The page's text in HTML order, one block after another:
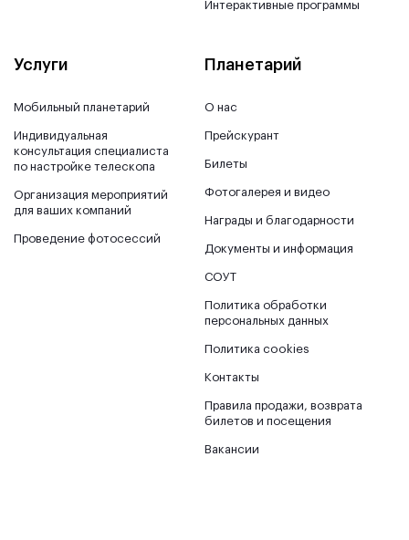
Интерактивные программы
Услуги
Мобильный планетарий
Индивидуальная
консультация специалиста
по настройке телескопа
Организация мероприятий
для ваших компаний
Проведение фотосессий
Планетарий
О нас
Прейскурант
Билеты
Фотогалерея и видео
Награды и благодарности
Документы и информация
СОУТ
Политика обработки
персональных данных
Политика cookies
Контакты
Правила продажи, возврата
билетов и посещения
Вакансии